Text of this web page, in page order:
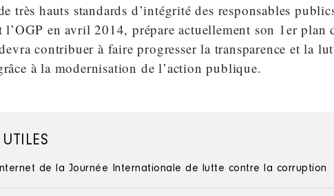
très hauts standards d’intégrité des responsables
en avril 2014, prépare actuellement son 1er plan
contribuer à faire progresser la transparence et la
à la modernisation de l’action publique.
de la Journée Internationale de lutte contre la corruption